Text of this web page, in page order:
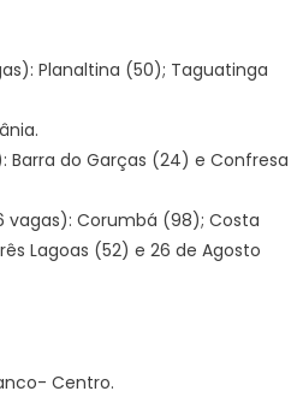
Planaltina (50); Taguatinga
Barra do Garças (24) e Confresa
vagas): Corumbá (98); Costa
Lagoas (52) e 26 de Agosto
Centro.